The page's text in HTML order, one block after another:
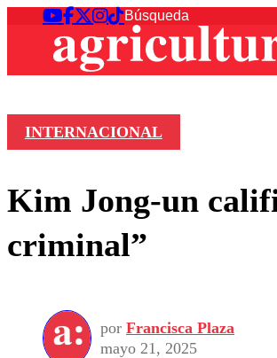
INTERNACIONAL
Kim Jong-un
criminal”
por Francisca Plaza
mayo 21, 2025